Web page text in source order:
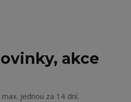
akce
jednou za 14 dní.